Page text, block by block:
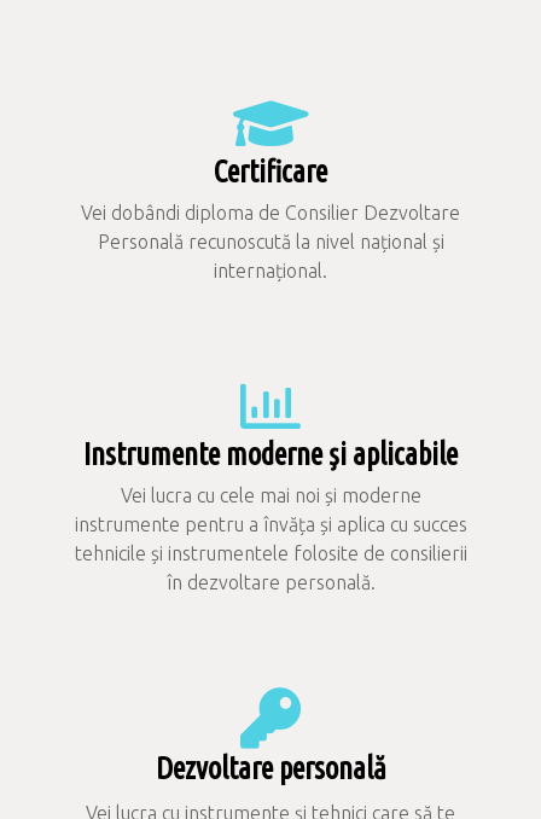
Dezvoltare personală
Vei lucra cu instrumente și tehnici care să te
Instrumente moderne și aplicabile
Vei lucra cu cele mai noi și moderne
instrumente pentru a învăța și aplica cu succes
tehnicile și instrumentele folosite de consilierii
în dezvoltare personală.
Certificare
Vei dobândi diploma de Consilier Dezvoltare
Personală recunoscută la nivel național și
internațional.